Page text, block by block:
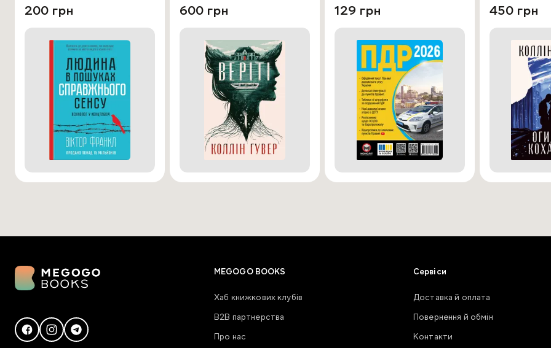
200 грн
600 грн 129 грн 450 грн
MEGOGO BOOKS
Хаб книжкових клубів
В2В партнерства
Про нас
Сервіси
Доставка й оплата
Повернення й обмін
Контакти